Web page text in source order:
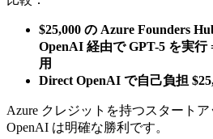
$25,000 の Azure Founders
OpenAI 経由で GPT-5 を実行
用
Direct OpenAI で自己負担
Azure クレジットを持つスタート
OpenAI は明確な勝利です。